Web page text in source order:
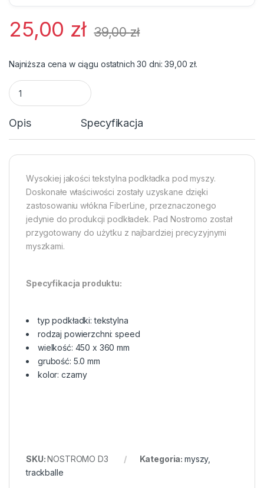
25,00 zł 39,00zł
Najniższa cena w ciągu ostatnich 30 dni:39,00 zł.
Podkładka pod mysz XXL 450 x 360 mm quantity
Opis Specyfikacja
Wysokiej jakości tekstylna podkładka pod myszy.
Doskonałe właściwości zostały uzyskane dzięki
zastosowaniu włókna FiberLine, przeznaczonego
jedynie do produkcji podkładek. Pad Nostromo został
przygotowany do użytku z najbardziej precyzyjnymi
myszkami.
Specyfikacja produktu:
typ podkładki: tekstylna
rodzaj powierzchni: speed
wielkość: 450 x 360 mm
grubość: 5.0 mm
kolor: czarny
SKU:NOSTROMO D3 Kategoria: myszy,
trackballe